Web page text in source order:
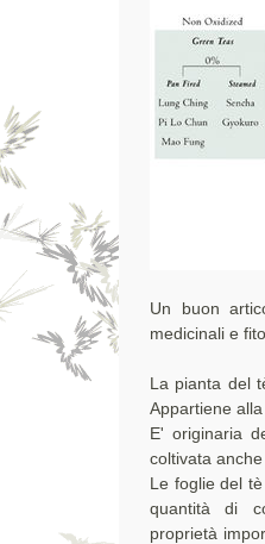
Un buon
medicinali e
La pianta del
Appartiene
E' originaria
coltivata
Le foglie del
quantità di
proprietà